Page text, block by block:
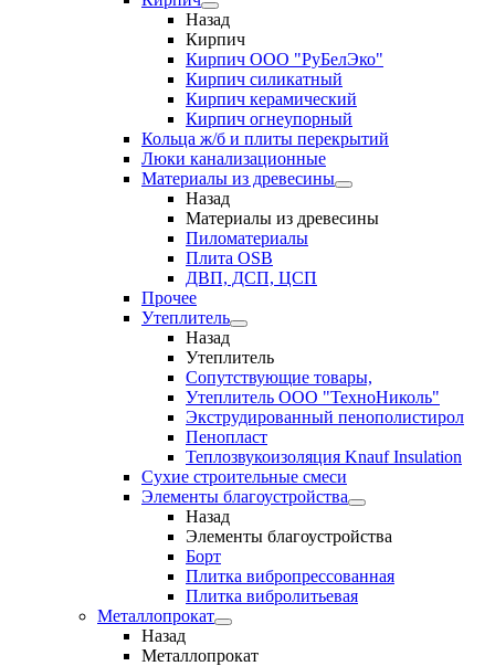
Назад
Кирпич
Кирпич ООО "РуБелЭко"
Кирпич силикатный
Кирпич керамический
Кирпич огнеупорный
Кольца ж/б и плиты перекрытий
Люки канализационные
Материалы из древесины
Назад
Материалы из древесины
Пиломатериалы
Плита OSB
ДВП, ДСП, ЦСП
Прочее
Утеплитель
Назад
Утеплитель
Сопутствующие товары,
Утеплитель ООО "ТехноНиколь"
Экструдированный пенополистирол
Пенопласт
Теплозвукоизоляция Knauf Insulation
Сухие строительные смеси
Элементы благоустройства
Назад
Элементы благоустройства
Борт
Плитка вибропрессованная
Плитка вибролитьевая
Металлопрокат
Назад
Металлопрокат